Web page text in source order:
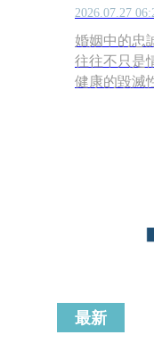
2026.07.27
婚姻中的忠
往往不只是
健康的毀滅
歌」，因
最新